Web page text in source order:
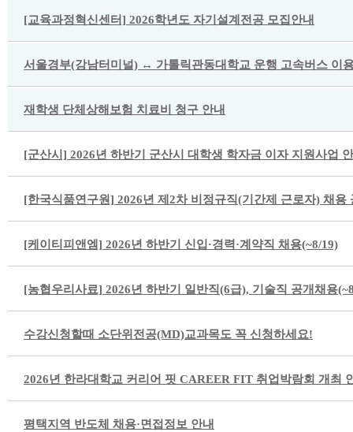
[교육과정혁신센터] 2026학년도 자기설계전공 모집안내
서울경부(강남터미널) ↔ 가톨릭관동대학교 운행 고속버스 이
재학생 단체상해보험 치료비 청구 안내
[군산시] 2026년 하반기 군산시 대학생 학자금 이자 지원사업
[한국식품연구원] 2026년 제2차 비정규직(기간제 근로자) 채용
[케이티피앤엠] 2026년 하반기 신입·경력·계약직 채용(~8/19)
[농협우리사료] 2026년 하반기 일반직(6급), 기술직 공개채용
수강신청할때 소단위전공(MD)교과목도 꼭 신청하세요!
2026년 한라대학교 커리어 핏 CAREER FIT 취업박람회 개최
평택지역 반도체 채용·면접정보 안내